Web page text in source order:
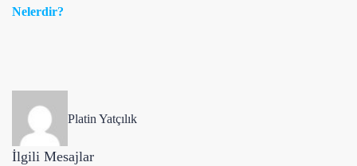
Nelerdir?
Platin Yatçılık
İlgili Mesajlar